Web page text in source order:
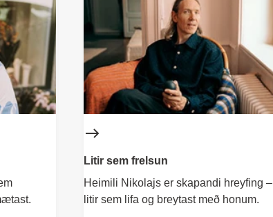
Litir sem frelsun
Heimili Nikolajs er skapandi hreyfing –
litir sem lifa og breytast með honum.